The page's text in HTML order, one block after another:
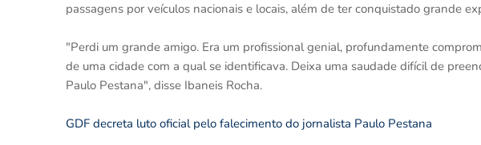
passagens por veículos nacionais e locais, além de ter conquistado grande
"Perdi um grande amigo. Era um profissional genial, profundamente
de uma cidade com a qual se identificava. Deixa uma saudade difícil de
Paulo Pestana", disse Ibaneis Rocha.
GDF decreta luto oficial pelo falecimento do jornalista Paulo Pestana